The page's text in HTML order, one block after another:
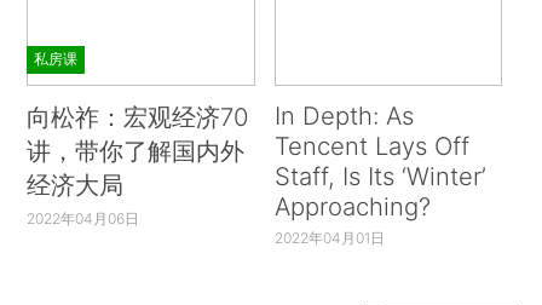
私房课
向松祚：宏观经济70
讲，带你了解国内外
经济大局
2022年04月06日
In Depth: As
Tencent Lays Off
Staff, Is Its ‘Winter’
Approaching?
2022年04月01日